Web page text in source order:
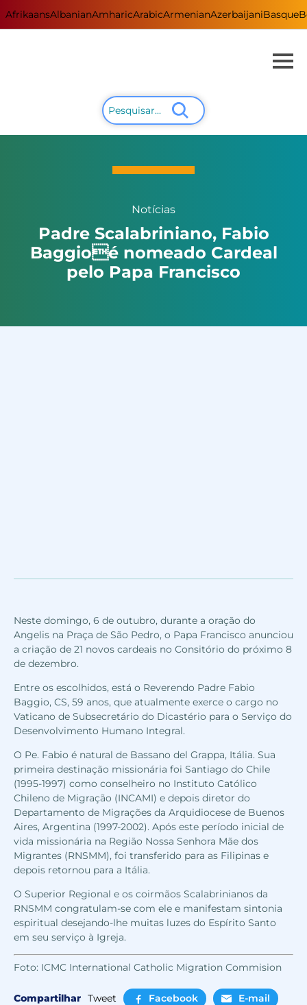
AfrikaansAlbanianAmharicArabicArmenianAzerbaijaniBasque
Notícias
Padre Scalabriniano, Fabio
Baggioé nomeado Cardeal
pelo Papa Francisco
Neste domingo, 6 de outubro, durante a oração do
Angelis na Praça de São Pedro, o Papa Francisco anunciou
a criação de 21 novos cardeais no Consitório do próximo 8
de dezembro.
Entre os escolhidos, está o Reverendo Padre Fabio
Baggio, CS, 59 anos, que atualmente exerce o cargo no
Vaticano de Subsecretário do Dicastério para o Serviço do
Desenvolvimento Humano Integral.
O Pe. Fabio é natural de Bassano del Grappa, Itália. Sua
primeira destinação missionária foi Santiago do Chile
(1995-1997) como conselheiro no Instituto Católico
Chileno de Migração (INCAMI) e depois diretor do
Departamento de Migrações da Arquidiocese de Buenos
Aires, Argentina (1997-2002). Após este período inicial de
vida missionária na Região Nossa Senhora Mãe dos
Migrantes (RNSMM), foi transferido para as Filipinas e
depois retornou para a Itália.
O Superior Regional e os coirmãos Scalabrinianos da
RNSMM congratulam-se com ele e manifestam sintonia
espiritual desejando-lhe muitas luzes do Espírito Santo
em seu serviço à Igreja.
Foto: ICMC International Catholic Migration Commision
Compartilhar Tweet Facebook E-mail